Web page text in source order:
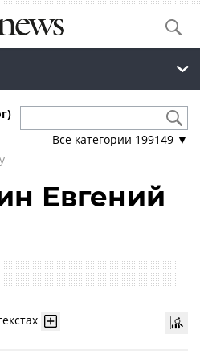
Все категории 199149 ▼
Евгений